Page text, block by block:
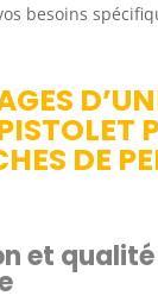
besoins
DE
et